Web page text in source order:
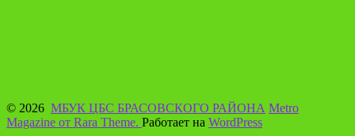
© 2026 МБУК ЦБС БРАСОВСКОГО РАЙОНА Metro
Magazine от Rara Theme. Работает на WordPress